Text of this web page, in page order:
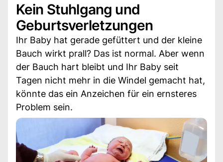
Kein Stuhlgang und
Geburtsverletzungen
Ihr Baby hat gerade gefüttert und der kleine
Bauch wirkt prall? Das ist normal. Aber wenn
der Bauch hart bleibt und Ihr Baby seit
Tagen nicht mehr in die Windel gemacht hat,
könnte das ein Anzeichen für ein ernsteres
Problem sein.